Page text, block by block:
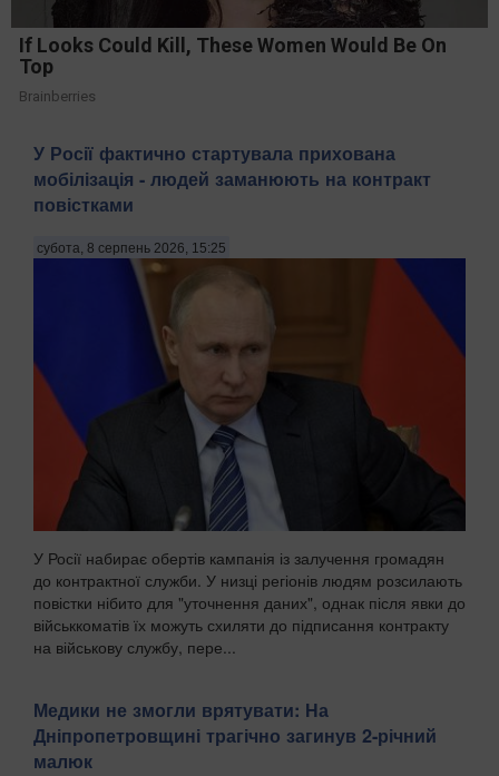
If Looks Could Kill, These Women Would Be On
Top
Brainberries
У Росії фактично стартувала прихована
мобілізація - людей заманюють на контракт
повістками
субота, 8 серпень 2026, 15:25
У Росії набирає обертів кампанія із залучення громадян
до контрактної служби. У низці регіонів людям розсилають
повістки нібито для "уточнення даних", однак після явки до
військкоматів їх можуть схиляти до підписання контракту
на військову службу, пере...
Медики не змогли врятувати: На
Дніпропетровщині трагічно загинув 2-річний
малюк